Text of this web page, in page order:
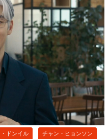
ドンイル チャン・ヒョンソン